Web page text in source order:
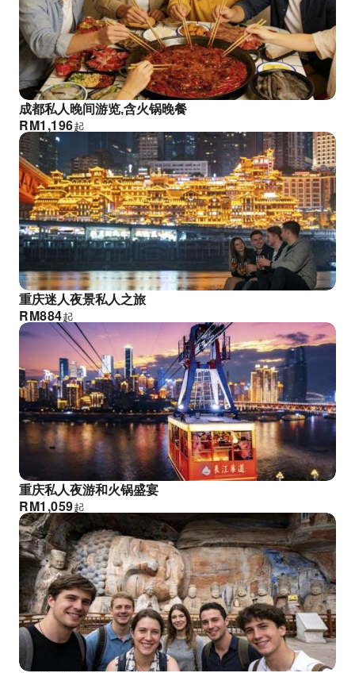
成都私人晚间游览,含火锅晚餐
RM1,196起
重庆迷人夜景私人之旅
RM884起
重庆私人夜游和火锅盛宴
RM1,059起